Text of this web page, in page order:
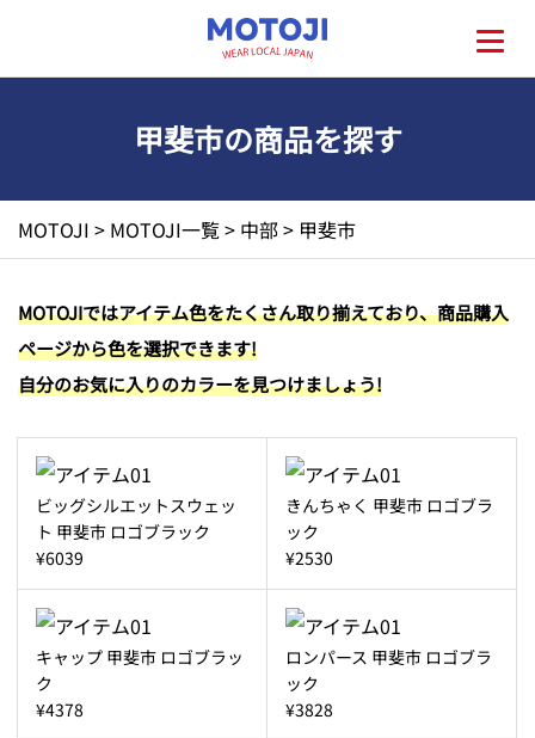
HOME
地元一覧
お問い合わせ
甲斐市の商品を探す
MOTOJI > MOTOJI一覧> 中部> 甲斐市
MOTOJIではアイテム色をたくさん取り揃えており、商品購入
ページから色を選択できます!
自分のお気に入りのカラーを見つけましょう!
ビッグシルエットスウェッ
ト 甲斐市 ロゴブラック
¥6039
きんちゃく 甲斐市 ロゴブラ
ック
¥2530
キャップ 甲斐市 ロゴブラッ
ク
¥4378
ロンパース 甲斐市 ロゴブラ
ック
¥3828